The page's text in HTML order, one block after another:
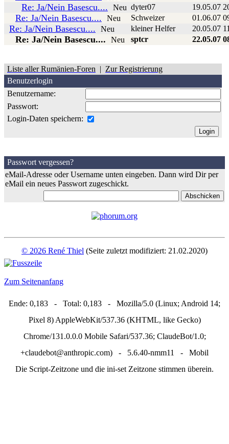
Re: Ja/Nein Basescu.... Neu dyter07 19.05.07
Re: Ja/Nein Basescu.... Neu Schweizer 01.06.07
Re: Ja/Nein Basescu.... Neu kleiner Helfer 20.05.07
Re: Ja/Nein Basescu.... Neu sptcr 22.05.07
Liste aller Rumänien-Foren | Zur Registrierung
Benutzerlogin
Benutzername:
Passwort:
Login-Daten speichern:
Passwort vergessen?
eMail-Adresse oder Username unten eingeben. Dann wird Dir per
eMail ein neues Passwort zugeschickt.
© 2026 René Thiel (Seite zuletzt modifiziert: 21.02.2020)
Zum Seitenanfang
Ende: 0,183 - Total: 0,183 - Mozilla/5.0 (Linux; Android 14;
Pixel 8) AppleWebKit/537.36 (KHTML, like Gecko)
Chrome/131.0.0.0 Mobile Safari/537.36; ClaudeBot/1.0;
+claudebot@anthropic.com) - 5.6.40-nmm11 - Mobil
Die Script-Zeitzone und die ini-set Zeitzone stimmen überein.